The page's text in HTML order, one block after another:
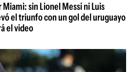
sin Lionel Messi ni Luis
el triunfo con un gol del uruguayo
el video